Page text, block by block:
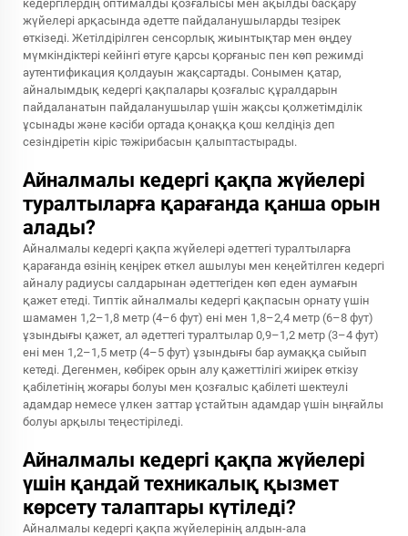
кедергілердің оптималды қозғалысы мен ақылды басқару
жүйелері арқасында әдетте пайдаланушыларды тезірек
өткізеді. Жетілдірілген сенсорлық жиынтықтар мен өңдеу
мүмкіндіктері кейінгі өтуге қарсы қорғаныс пен көп режимді
аутентификация қолдауын жақсартады. Сонымен қатар,
айналымдық кедергі қақпалары қозғалыс құралдарын
пайдаланатын пайдаланушылар үшін жақсы қолжетімділік
ұсынады және кәсіби ортада қонаққа қош келдіңіз деп
сезіндіретін кіріс тәжірибасын қалыптастырады.
Айналмалы кедергі қақпа жүйелері
туралтыларға қарағанда қанша орын
алады?
Айналмалы кедергі қақпа жүйелері әдеттегі туралтыларға
қарағанда өзінің кеңірек өткел ашылуы мен кеңейтілген кедергі
айналу радиусы салдарынан әдеттегіден көп еден аумағын
қажет етеді. Типтік айналмалы кедергі қақпасын орнату үшін
шамамен 1,2–1,8 метр (4–6 фут) ені мен 1,8–2,4 метр (6–8 фут)
ұзындығы қажет, ал әдеттегі туралтылар 0,9–1,2 метр (3–4 фут)
ені мен 1,2–1,5 метр (4–5 фут) ұзындығы бар аумаққа сыйып
кетеді. Дегенмен, көбірек орын алу қажеттілігі жиірек өткізу
қабілетінің жоғары болуы мен қозғалыс қабілеті шектеулі
адамдар немесе үлкен заттар ұстайтын адамдар үшін ыңғайлы
болуы арқылы теңестіріледі.
Айналмалы кедергі қақпа жүйелері
үшін қандай техникалық қызмет
көрсету талаптары күтіледі?
Айналмалы кедергі қақпа жүйелерінің алдын-ала